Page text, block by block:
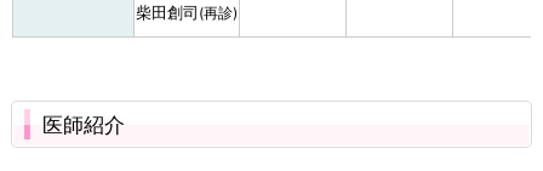
柴田創司 (再診)
医師紹介